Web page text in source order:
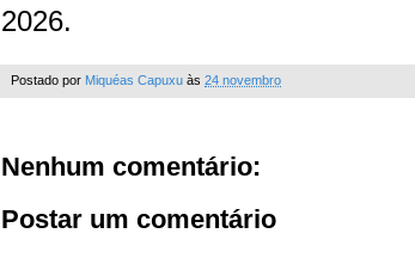
2026.
Postado por Miquéas Capuxu às 24 novembro
Nenhum comentário:
Postar um comentário